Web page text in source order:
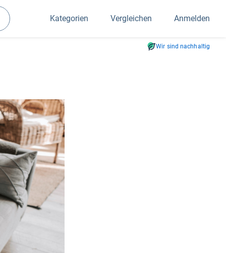
Kategorien Vergleichen Anmelden
Wir sind nachhaltig